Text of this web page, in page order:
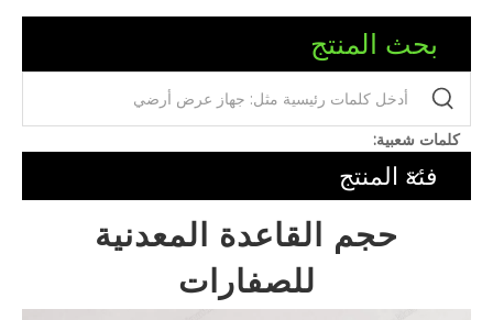
بحث المنتج
كلمات شعبية:
فئة المنتج
حجم القاعدة المعدنية
للصفارات